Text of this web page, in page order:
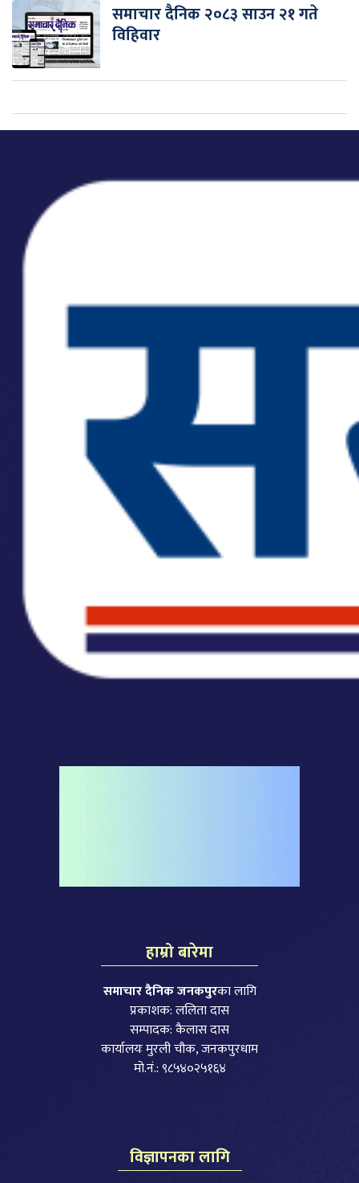
समाचार दैनिक २०८३ साउन २१ गते
विहिवार
हाम्रो बारेमा
समाचार दैनिक जनकपुरका लागि
प्रकाशक: ललिता दास
सम्पादक: कैलास दास
कार्यालयः मुरली चौक, जनकपुरधाम
मो.नं.: ९८५४०२५१६४
विज्ञापनका लागि